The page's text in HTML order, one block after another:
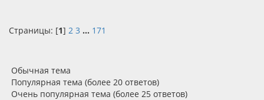
Страницы: [1] 2 3 ... 171
Обычная тема
Популярная тема (более 20 ответов)
Очень популярная тема (более 25 ответов)